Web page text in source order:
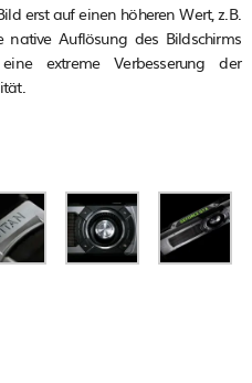
erst auf einen höheren Wert, z.B.
Auflösung des Bildschirms
extreme Verbesserung der